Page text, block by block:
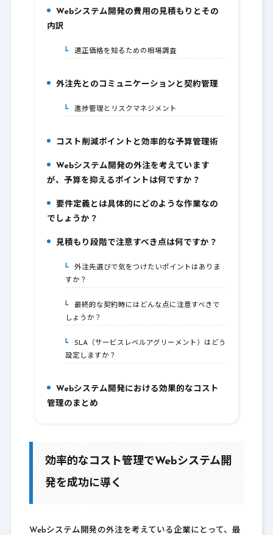
Webシステム開発の費用の見積もりとその
内訳
2-1.適正価格を知るための相場調査
3.外注先とのコミュニケーションと契約管理
3-1.進捗管理とリスクマネジメント
コスト削減ポイントと効率的な予算管理術
Webシステム開発の外注を考えています
が、予算を抑えるポイントは何ですか？
6.要件定義とは具体的にどのような作業なの
でしょうか？
7.見積もり段階で注意すべき点は何ですか？
7-1.外注先選びで気をつけたいポイントはありま
すか？
7-2.最終的な契約時にはどんな点に注意すべきで
しょうか？
7-3.SLA（サービスレベルアグリーメント）はどう
設定しますか？
Webシステム開発における効果的なコスト
管理のまとめ
効率的なコスト管理でWebシステム開
発を成功に導く
Webシステム開発の外注を考えている企業にとって、最